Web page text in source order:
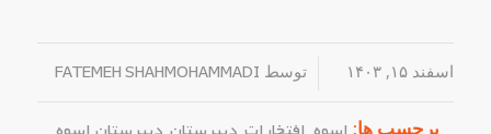
اسفند ۱۵, ۱۴۰۳ / توسط FATEMEH SHAHMOHAMMADI
برچسب ها: